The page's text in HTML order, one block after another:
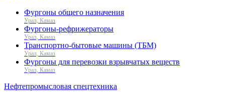
Фургоны общего назначения
Урал, Камаз
Фургоны-рефрижераторы
Урал, Камаз
Транспортно-бытовые машины (ТБМ)
Урал, Камаз
Фургоны для перевозки взрывчатых веществ
Урал, Камаз
Нефтепромысловая спецтехника